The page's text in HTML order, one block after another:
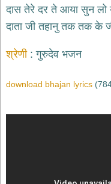
जैन
भजन
bhajans
भजन
दास तेरे दर ते आया सुन लो
दाता जी तहानु तक तक के
श्रेणी गुरुदेव भजन
download bhajan lyrics